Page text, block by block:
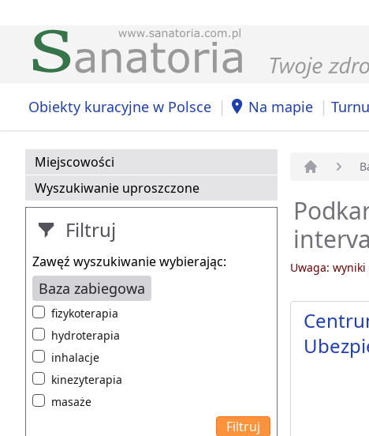
Obiekty kuracyjne w Polsce | Na mapie |
Miejscowości
Wyszukiwanie uproszczone
Filtruj
Zawęź wyszukiwanie wybierając:
Baza zabiegowa
fizykoterapia
hydroterapia
inhalacje
kinezyterapia
masaże
Uwaga: